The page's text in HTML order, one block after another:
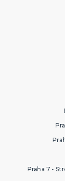
Praha 7 -